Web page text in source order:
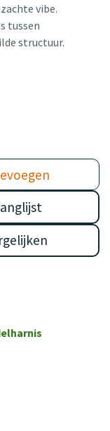
vibe.
tussen
structuur.